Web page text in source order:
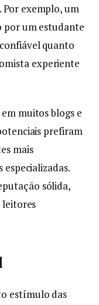
exemplo, um
por um estudante
quanto
experiente
muitos blogs e
prefiram
mais
sólida,
estímulo das